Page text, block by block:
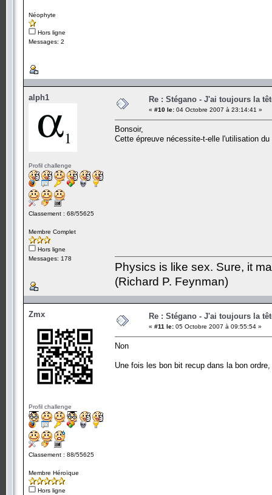
Néophyte
Hors ligne
Messages: 2
alph1
Profil challenge
Classement : 68/55625
Membre Complet
Hors ligne
Messages: 178
Re : Stégano - J'ai toujours la
« #10 le: 04 Octobre 2007 à 23:14:41 »
Bonsoir,
Cette épreuve nécessite-t-elle l'utilisation
Physics is like sex. Sure, it
(Richard P. Feynman)
Zmx
Profil challenge
Classement : 88/55625
Membre Héroïque
Hors ligne
Re : Stégano - J'ai toujours la
« #11 le: 05 Octobre 2007 à 09:55:54 »
Non
Une fois les bon bit recup dans la bon